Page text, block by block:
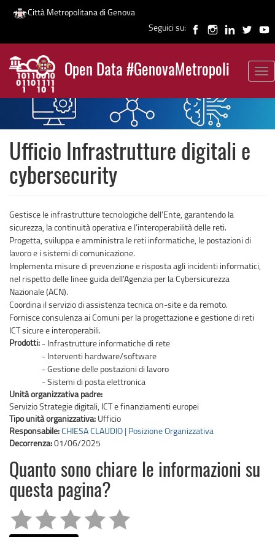
Salta
contenuto
principale
Città Metropolitana di Genova
Seguici su:
Open Data #GenovaMetropoli
News
Ufficio Infrastrutture digitali e
cybersecurity
Gestisce le infrastrutture tecnologiche dell’Ente, garantendo la
sicurezza, la continuità operativa e l’interoperabilità delle reti.
Progetta, sviluppa e amministra le reti informatiche, le postazioni di
lavoro e i sistemi di comunicazione.
Implementa misure di prevenzione e risposta agli incidenti informatici,
nel rispetto delle linee guida dell’Agenzia per la Cybersicurezza
Nazionale (ACN).
Coordina il servizio di assistenza tecnica on-site e da remoto.
Fornisce consulenza ai Comuni per la progettazione e gestione di reti
ICT sicure e interoperabili.
Prodotti: - Infrastrutture informatiche di rete
- Interventi hardware/software
- Gestione delle postazioni di lavoro
- Sistemi di posta elettronica
Unità organizzativa padre:
Servizio Strategie digitali, ICT e finanziamenti europei
Tipo unità organizzativa: Ufficio
Responsabile:CHIESA CLAUDIO | Posizione Organizzativa
Decorrenza:01/06/2025
Quanto sono chiare le informazioni su
questa pagina?